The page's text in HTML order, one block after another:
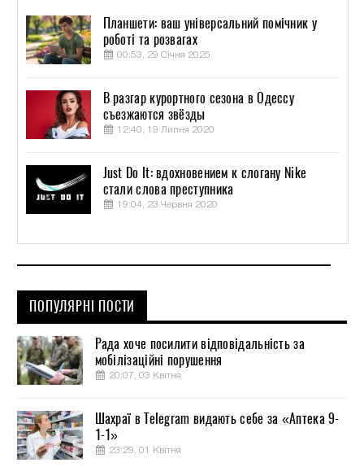
Планшети: ваш універсальний помічник у
роботі та розвагах
00:53, 29 Січня 2025
В разгар курортного сезона в Одессу
съезжаются звёзды
12:40, 19 Липня 2020
Just Do It: вдохновением к слогану Nike
стали слова преступника
19:04, 23 Червня 2020
ПОПУЛЯРНІ ПОСТИ
Рада хоче посилити відповідальність за
мобілізаційні порушення
20:07, 03 Квітня
Шахраї в Telegram видають себе за «Аптека 9-
1-1»
23:29, 01 Квітня